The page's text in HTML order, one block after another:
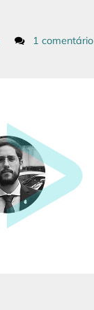
1 comentário